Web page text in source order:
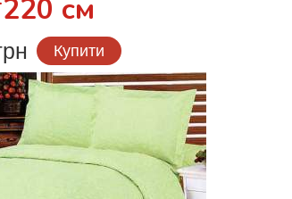
см
Купити